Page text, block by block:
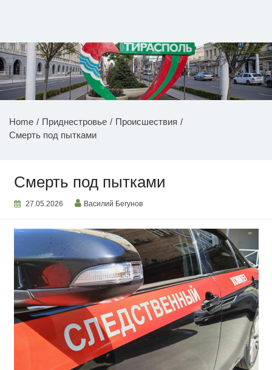
НОВОСТИ ПРИДНЕСТРОВЬЯ
Home Приднестровье
Происшествия
Смерть под пытками
Смерть под пытками
27.05.2026 Василий Бегунов